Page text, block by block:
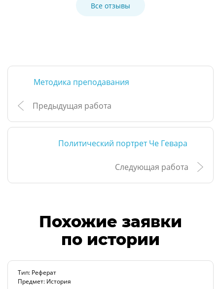
Все отзывы
Методика преподавания
Предыдущая работа
Политический портрет Че Гевара
Следующая работа
Похожие заявки
по истории
Тип: Реферат
Предмет: История